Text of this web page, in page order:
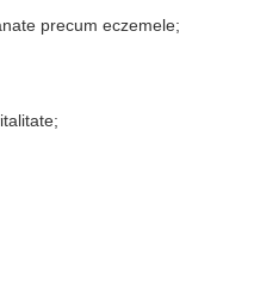
precum eczemele;